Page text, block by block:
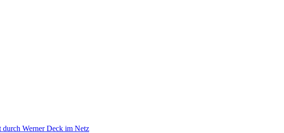
durch Werner Deck im Netz